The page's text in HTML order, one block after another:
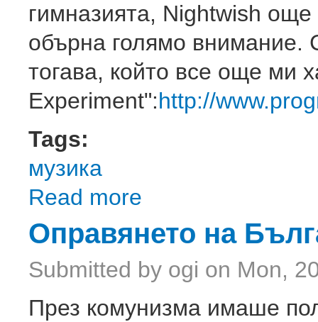
гимназията, Nightwish
обърна голямо внимание.
тогава, който все още ми
Experiment":http://
Tags:
музика
Read more
Оправянето на
Submitted by ogi on Mon,
През комунизма имаше